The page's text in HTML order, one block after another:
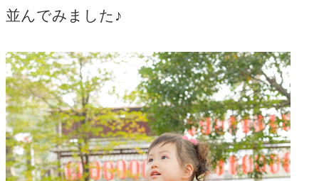
並んでみました♪